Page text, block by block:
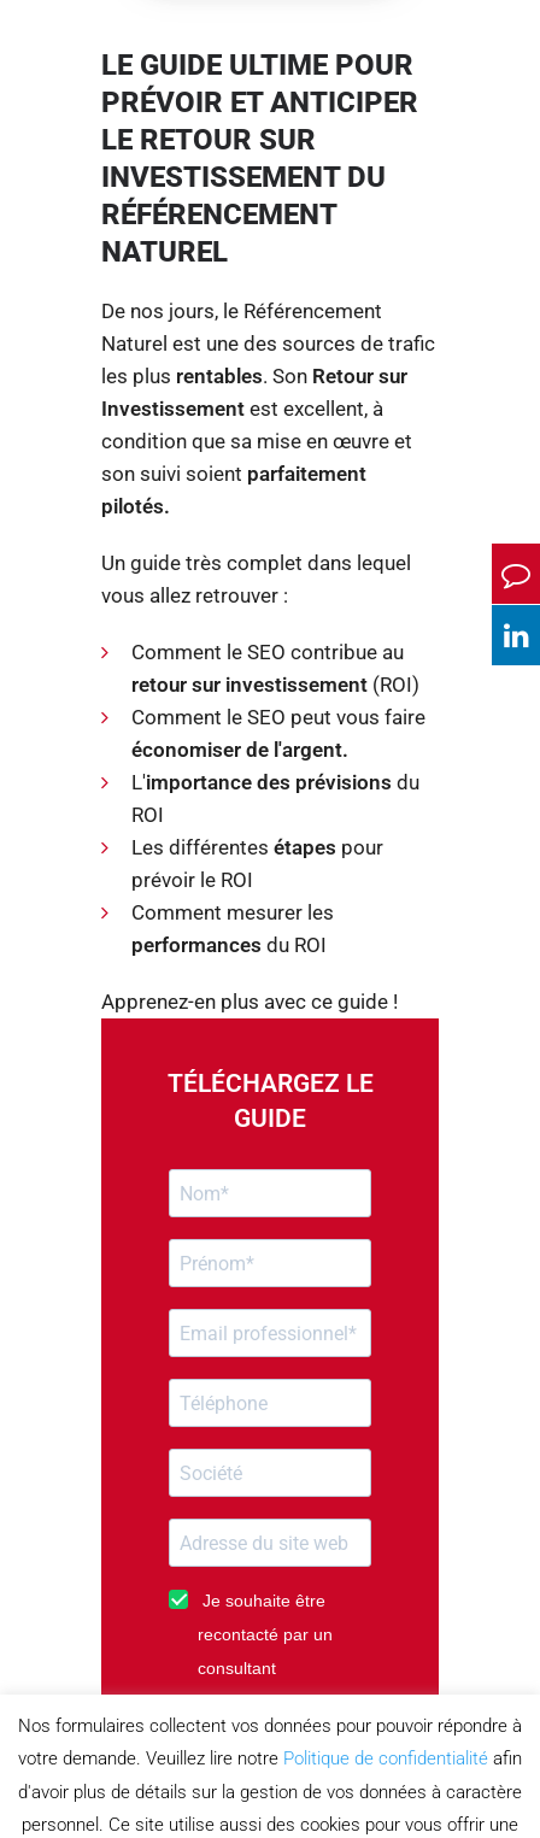
LE GUIDE ULTIME POUR
PRÉVOIR ET ANTICIPER
LE RETOUR SUR
INVESTISSEMENT DU
RÉFÉRENCEMENT
NATUREL
De nos jours, le Référencement
Naturel est une des sources de trafic
les plus rentables. Son Retour sur
Investissement est excellent, à
condition que sa mise en œuvre et
son suivi soient parfaitement
pilotés.
Un guide très complet dans lequel
vous allez retrouver :
Comment le SEO contribue au
retour sur investissement (ROI)
Comment le SEO peut vous faire
économiser de l'argent.
L'importance des prévisions du
ROI
Les différentes étapes pour
prévoir le ROI
Comment mesurer les
performances du ROI
Apprenez-en plus avec ce guide !
TÉLÉCHARGEZ LE
GUIDE
Je souhaite être
recontacté par un
consultant
Je m'abonne à la
newsletter
TÉLÉCHARGER
Nos formulaires collectent vos données pour pouvoir répondre à
votre demande. Veuillez lire notre Politique de confidentialité afin
d'avoir plus de détails sur la gestion de vos données à caractère
personnel. Ce site utilise aussi des cookies pour vous offrir une